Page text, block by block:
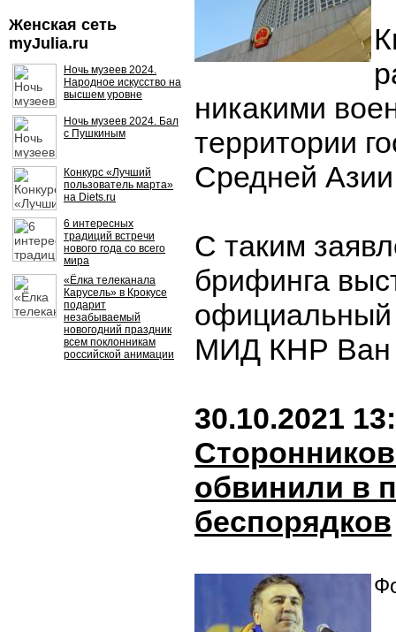
Женская сеть
myJulia.ru
Ночь музеев 2024.
Народное искусство на
высшем уровне
Ночь музеев 2024. Бал
с Пушкиным
Конкурс «Лучший
пользователь марта»
на Diets.ru
6 интересных
традиций встречи
нового года со всего
мира
«Ёлка телеканала
Карусель» в Крокусе
подарит
незабываемый
новогодний праздник
всем поклонникам
российской анимации
никакими
территории
Средней
С таким
брифинга
официальный
МИД КНР Ван
30.10.2021
обвинили в
беспорядков